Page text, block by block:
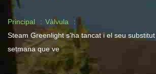
Principal
Vàlvula
Steam Greenlight s'ha tancat i el seu
setmana que ve